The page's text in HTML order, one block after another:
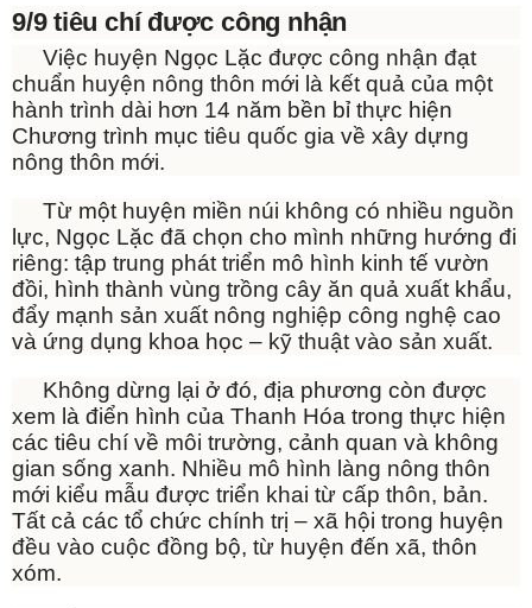
9/9 tiêu chí được công nhận
Việc huyện Ngọc Lặc được công nhận đạt
chuẩn huyện nông thôn mới là kết quả của một
hành trình dài hơn 14 năm bền bỉ thực hiện
Chương trình mục tiêu quốc gia về xây dựng
nông thôn mới.
Từ một huyện miền núi không có nhiều nguồn
lực, Ngọc Lặc đã chọn cho mình những hướng đi
riêng: tập trung phát triển mô hình kinh tế vườn
đồi, hình thành vùng trồng cây ăn quả xuất khẩu,
đẩy mạnh sản xuất nông nghiệp công nghệ cao
và ứng dụng khoa học – kỹ thuật vào sản xuất.
Không dừng lại ở đó, địa phương còn được
xem là điển hình của Thanh Hóa trong thực hiện
các tiêu chí về môi trường, cảnh quan và không
gian sống xanh. Nhiều mô hình làng nông thôn
mới kiểu mẫu được triển khai từ cấp thôn, bản.
Tất cả các tổ chức chính trị – xã hội trong huyện
đều vào cuộc đồng bộ, từ huyện đến xã, thôn
xóm.